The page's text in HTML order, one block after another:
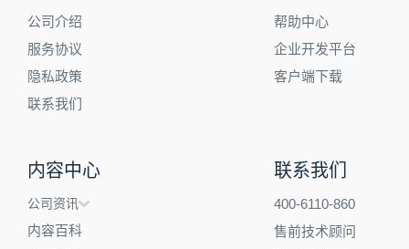
公司介绍
服务协议
隐私政策
联系我们
帮助中心
企业开发平台
客户端下载
内容中心
公司资讯
内容百科
联系我们
400-6110-860
售前技术顾问